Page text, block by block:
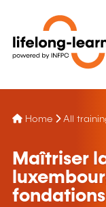
Home All
Maîtriser
fondations